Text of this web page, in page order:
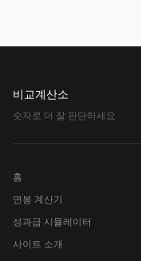
비교계산소
숫자로 더 잘 판단하세요
홈
연봉 계산기
성과급 시뮬레이터
사이트 소개